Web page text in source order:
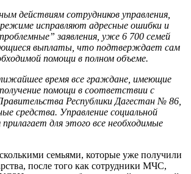
действиям сотрудников управления,
исправляют адресные ошибки и
заявления, уже 6 700 семей
выплаты, что подтверждает сам
помощи в полном объеме.
время все граждане, имеющие
помощи в соответствии с
Республики Дагестан № 86,
средства. Управление социальной
для этого все необходимые
семьями, которые уже получили
после того как сотрудники МЧС,